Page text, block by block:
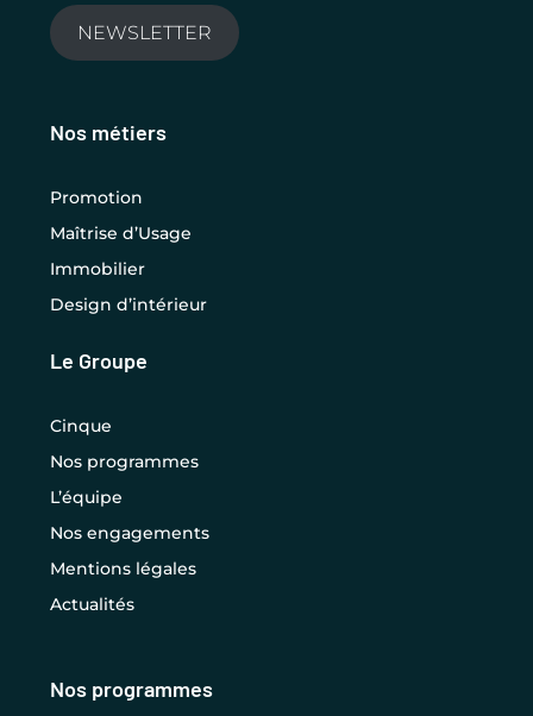
NEWSLETTER
Nos métiers
Promotion
Maîtrise d’Usage
Immobilier
Design d’intérieur
Le Groupe
Cinque
Nos programmes
L’équipe
Nos engagements
Mentions légales
Actualités
Nos programmes